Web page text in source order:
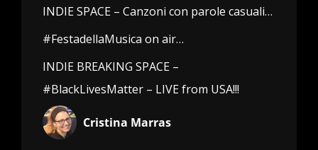
INDIE SPACE – Canzoni con parole casuali…
#FestadellaMusica on air…
INDIE BREAKING SPACE –
#BlackLivesMatter – LIVE from USA!!!
Cristina Marras